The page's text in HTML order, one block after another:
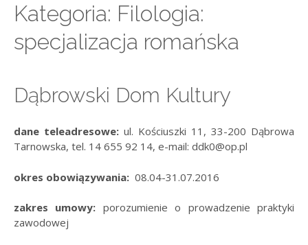
Kategoria: Filologia:
specjalizacja romańska
Dąbrowski Dom Kultury
dane teleadresowe: ul. Kościuszki 11, 33-200 Dąbrowa
Tarnowska, tel. 14 655 92 14, e-mail: ddk0@op.pl
okres obowiązywania: 08.04-31.07.2016
zakres umowy: porozumienie o prowadzenie praktyki
zawodowej